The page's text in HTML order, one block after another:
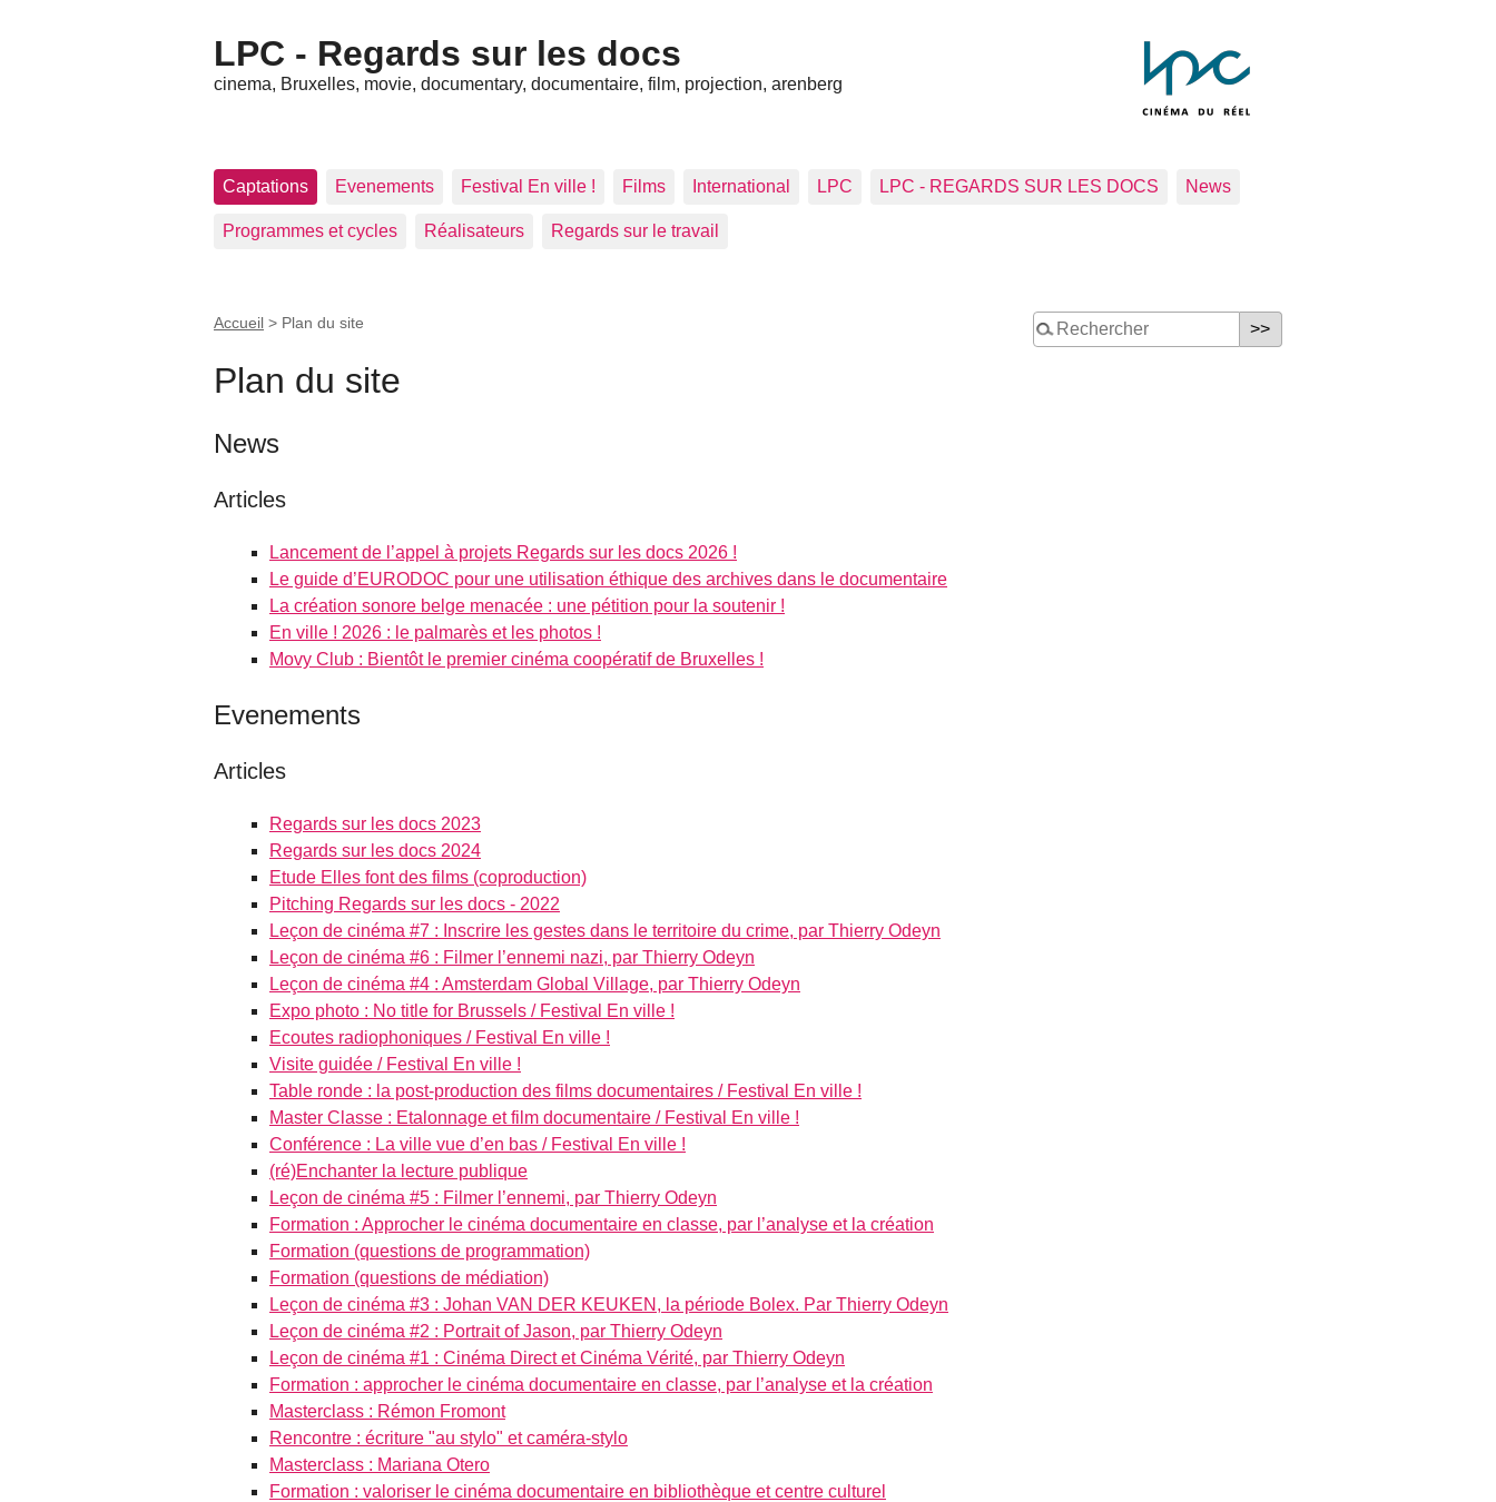
LPC - Regards sur les docs
cinema, Bruxelles, movie, documentary, documentaire, film, projection, arenberg
Captations Evenements Festival En ville ! Films International LPC LPC - REGARDS SUR LES DOCS News
Programmes et cycles Réalisateurs Regards sur le travail
Accueil > Plan du site
Plan du site
News
Articles
Lancement de l’appel à projets Regards sur les docs 2026 !
Le guide d’EURODOC pour une utilisation éthique des archives dans le documentaire
La création sonore belge menacée : une pétition pour la soutenir !
En ville ! 2026 : le palmarès et les photos !
Movy Club : Bientôt le premier cinéma coopératif de Bruxelles !
Evenements
Articles
Regards sur les docs 2023
Regards sur les docs 2024
Etude Elles font des films (coproduction)
Pitching Regards sur les docs - 2022
Leçon de cinéma #7 : Inscrire les gestes dans le territoire du crime, par Thierry Odeyn
Leçon de cinéma #6 : Filmer l’ennemi nazi, par Thierry Odeyn
Leçon de cinéma #4 : Amsterdam Global Village, par Thierry Odeyn
Expo photo : No title for Brussels / Festival En ville !
Ecoutes radiophoniques / Festival En ville !
Visite guidée / Festival En ville !
Table ronde : la post-production des films documentaires / Festival En ville !
Master Classe : Etalonnage et film documentaire / Festival En ville !
Conférence : La ville vue d’en bas / Festival En ville !
(ré)Enchanter la lecture publique
Leçon de cinéma #5 : Filmer l’ennemi, par Thierry Odeyn
Formation : Approcher le cinéma documentaire en classe, par l’analyse et la création
Formation (questions de programmation)
Formation (questions de médiation)
Leçon de cinéma #3 : Johan VAN DER KEUKEN, la période Bolex. Par Thierry Odeyn
Leçon de cinéma #2 : Portrait of Jason, par Thierry Odeyn
Leçon de cinéma #1 : Cinéma Direct et Cinéma Vérité, par Thierry Odeyn
Formation : approcher le cinéma documentaire en classe, par l’analyse et la création
Masterclass : Rémon Fromont
Rencontre : écriture "au stylo" et caméra-stylo
Masterclass : Mariana Otero
Formation : valoriser le cinéma documentaire en bibliothèque et centre culturel